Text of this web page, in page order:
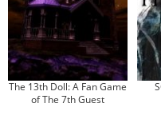
The 13th Doll: A Fan Game
of The 7th Guest